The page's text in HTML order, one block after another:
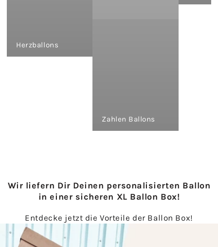
Herzballons
Zahlen Ballons
Wir liefern Dir Deinen personalisierten Ballon
in einer sicheren XL Ballon Box!
Entdecke jetzt die Vorteile der Ballon Box!